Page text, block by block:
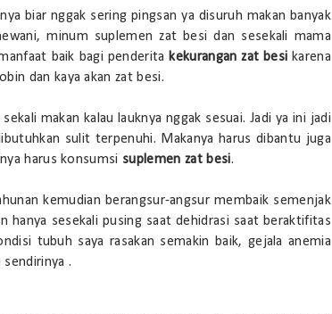
biar nggak sering pingsan ya disuruh makan banyak
minum suplemen zat besi dan sesekali mama
baik bagi penderitakekurangan zat besi karena
dan kaya akan zat besi.
makan kalau lauknya nggak sesuai. Jadi ya ini jadi
sulit terpenuhi. Makanya harus dibantu juga
harus konsumsi suplemen zat besi.
kemudian berangsur-angsur membaik semenjak
hanya sesekali pusing saat dehidrasi saat beraktifitas
tubuh saya rasakan semakin baik, gejala anemia
sendirinya .